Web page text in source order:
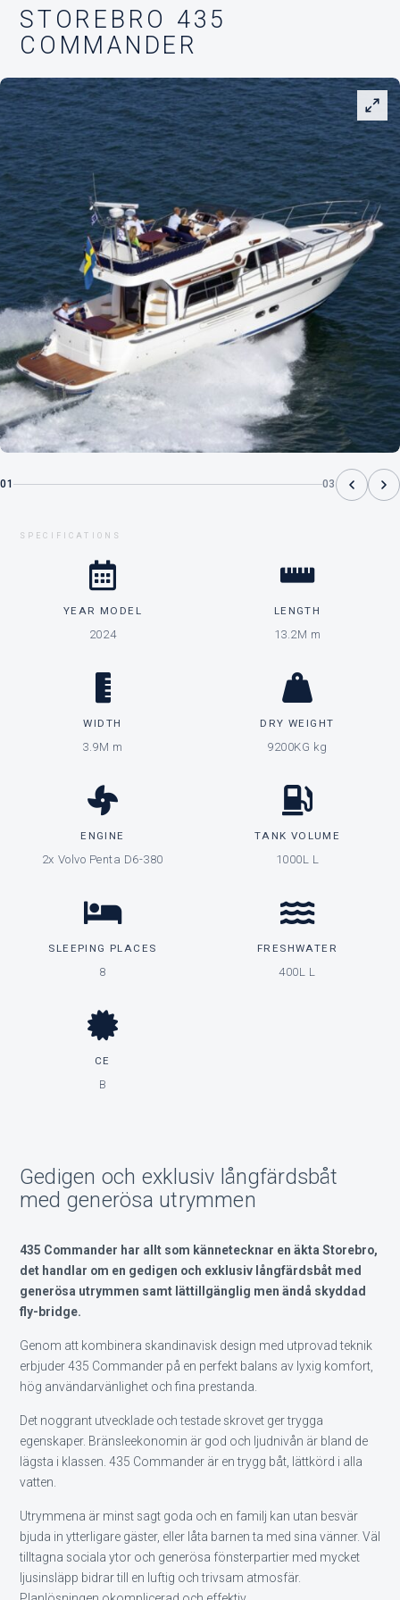
STOREBRO 435
COMMANDER
01 03
SPECIFICATIONS
YEAR MODEL
2024
LENGTH
13.2M m
WIDTH
3.9M m
DRY WEIGHT
9200KG kg
ENGINE
2x Volvo Penta D6-380
TANK VOLUME
1000L L
SLEEPING PLACES
8
FRESHWATER
400L L
CE
B
Gedigen och exklusiv långfärdsbåt
med generösa utrymmen
435 Commander har allt som kännetecknar en äkta Storebro,
det handlar om en gedigen och exklusiv långfärdsbåt med
generösa utrymmen samt lättillgänglig men ändå skyddad
fly-bridge.
Genom att kombinera skandinavisk design med utprovad teknik
erbjuder 435 Commander på en perfekt balans av lyxig komfort,
hög användarvänlighet och fina prestanda.
Det noggrant utvecklade och testade skrovet ger trygga
egenskaper. Bränsleekonomin är god och ljudnivån är bland de
lägsta i klassen. 435 Commander är en trygg båt, lättkörd i alla
vatten.
Utrymmena är minst sagt goda och en familj kan utan besvär
bjuda in ytterligare gäster, eller låta barnen ta med sina vänner. Väl
tilltagna sociala ytor och generösa fönsterpartier med mycket
ljusinsläpp bidrar till en luftig och trivsam atmosfär.